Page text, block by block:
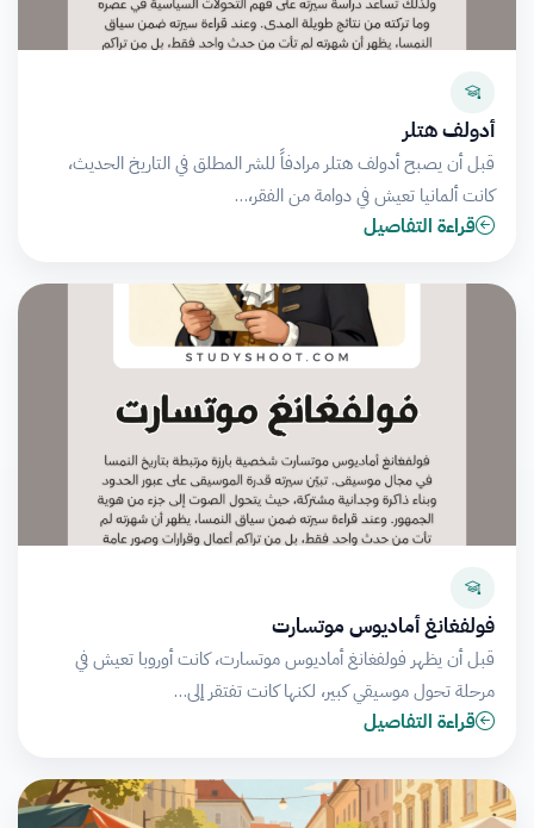
أدولف هتلر
قبل أن يصبح أدولف هتلر مرادفاً للشر المطلق في التاريخ الحديث،
كانت ألمانيا تعيش في دوامة من الفقر،…
قراءة التفاصيل
فولفغانغ أماديوس موتسارت
قبل أن يظهر فولفغانغ أماديوس موتسارت، كانت أوروبا تعيش في
مرحلة تحول موسيقي كبير، لكنها كانت تفتقر إلى…
قراءة التفاصيل